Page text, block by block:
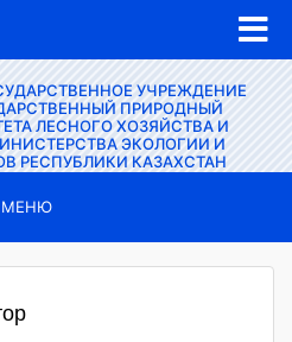
УЧРЕЖДЕНИЕ
ПРИРОДНЫЙ
ЛЕСНОГО ХОЗЯЙСТВА И
ЭКОЛОГИИ И
РЕСПУБЛИКИ КАЗАХСТАН
МЕНЮ